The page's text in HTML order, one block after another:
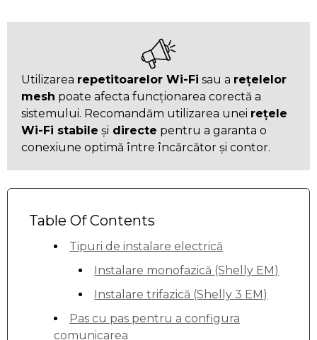
Utilizarea repetitoarelor Wi-Fi sau a rețelelor
mesh poate afecta funcționarea corectă a
sistemului. Recomandăm utilizarea unei rețele
Wi-Fi stabile și directe pentru a garanta o
conexiune optimă între încărcător și contor.
Table Of Contents
Tipuri de instalare electrică
Instalare monofazică (Shelly EM)
Instalare trifazică (Shelly 3 EM)
Pas cu pas pentru a configura
comunicarea